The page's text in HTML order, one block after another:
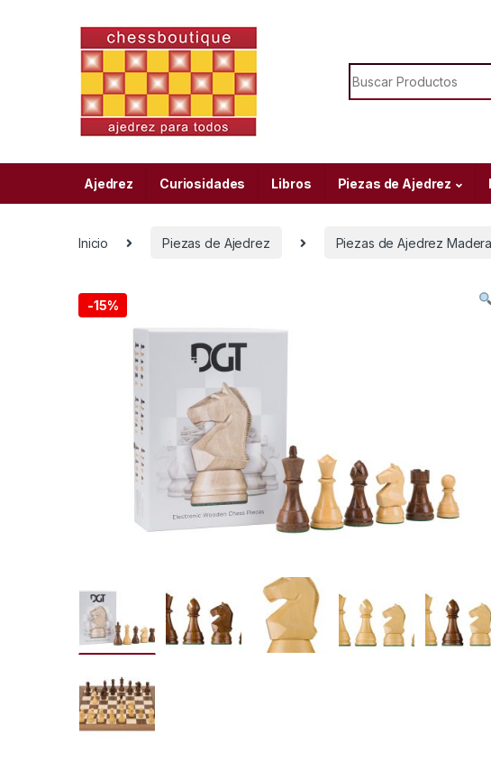
Search for:
Ajedrez Curiosidades Libros Piezas de Ajedrez
Inicio Piezas de Ajedrez Piezas de Ajedrez Madera
-15%